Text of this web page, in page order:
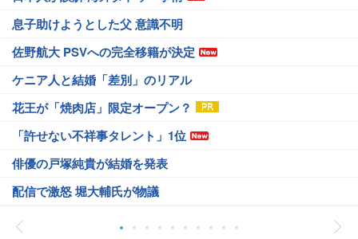
息子助けようとした父 意識不明
佐野航大 PSVへの完全移籍が決定
ケニア人と結婚「差別」のリアル
花王が「焼肉店」限定オープン？
「許せない不祥事タレント」1位
俳優の戸塚純貴が結婚を発表
配信で激怒 堀大輔氏が物議